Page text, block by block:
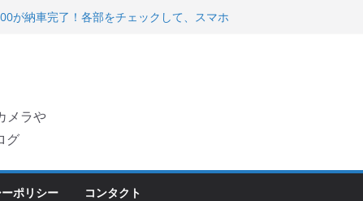
が納車完了！各部をチェックして、スマホ
るさと納税で KGR HARMONY 南部鉄器エ
フロントISSサスの動きが判ったらコーナ
た
メラや
グ
ポリシー コンタクト